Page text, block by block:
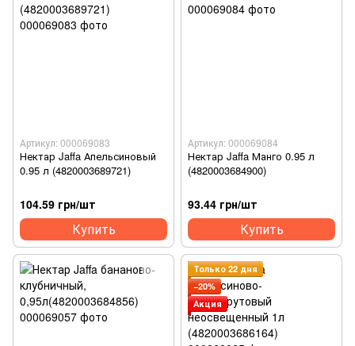
Артикул: 000069083
Нектар Jaffa Апельсиновый
0.95 л (4820003689721)
104.59 грн/шт
Купить
Артикул: 000069084
Нектар Jaffa Манго 0.95 л
(4820003684900)
93.44 грн/шт
Купить
Только 22 дня
−20%
Акция